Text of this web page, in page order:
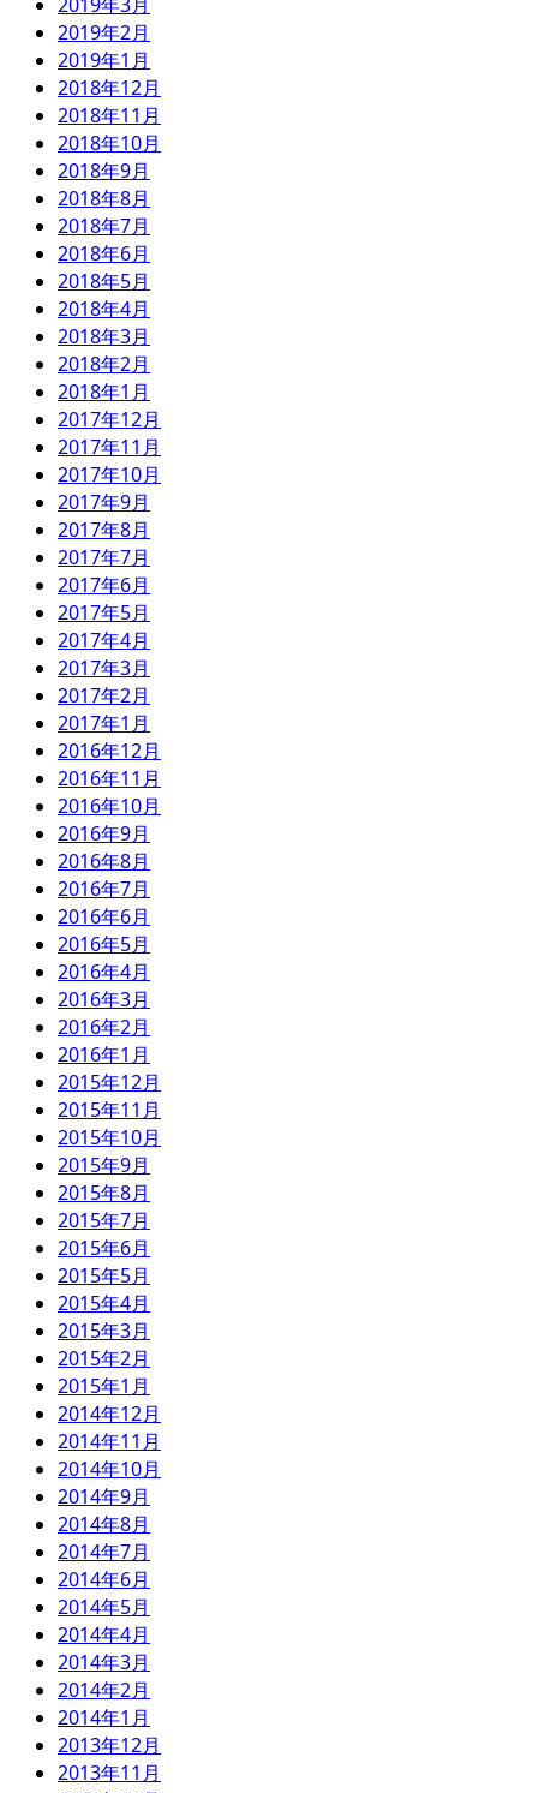
2019年2月
2019年1月
2018年12月
2018年11月
2018年10月
2018年9月
2018年8月
2018年7月
2018年6月
2018年5月
2018年4月
2018年3月
2018年2月
2018年1月
2017年12月
2017年11月
2017年10月
2017年9月
2017年8月
2017年7月
2017年6月
2017年5月
2017年4月
2017年3月
2017年2月
2017年1月
2016年12月
2016年11月
2016年10月
2016年9月
2016年8月
2016年7月
2016年6月
2016年5月
2016年4月
2016年3月
2016年2月
2016年1月
2015年12月
2015年11月
2015年10月
2015年9月
2015年8月
2015年7月
2015年6月
2015年5月
2015年4月
2015年3月
2015年2月
2015年1月
2014年12月
2014年11月
2014年10月
2014年9月
2014年8月
2014年7月
2014年6月
2014年5月
2014年4月
2014年3月
2014年2月
2014年1月
2013年12月
2013年11月